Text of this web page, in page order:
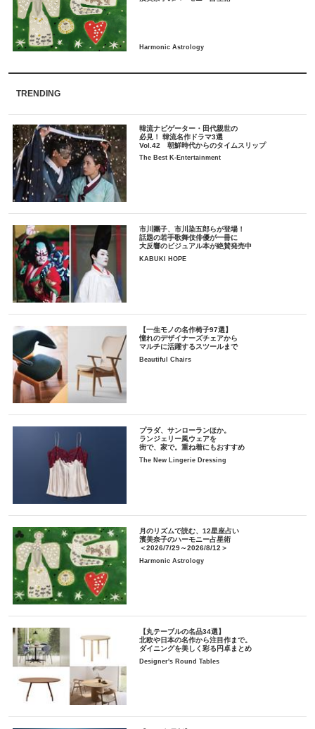
TRENDING
韓流ナビゲーター・田代親世の
必見！ 韓流名作ドラマ3選
Vol.42 朝鮮時代からのタイムスリップ
The Best K-Entertainment
市川團子、市川染五郎らが登場！
話題の若手歌舞伎俳優が一冊に
大反響のビジュアル本が絶賛発売中
KABUKI HOPE
【一生モノの名作椅子97選】
憧れのデザイナーズチェアから
マルチに活躍するスツールまで
Beautiful Chairs
プラダ、サンローランほか。
ランジェリー風ウェアを
街で、家で。重ね着にもおすすめ
The New Lingerie Dressing
月のリズムで読む、12星座占い
濱美奈子のハーモニー占星術
＜2026/7/29～2026/8/12＞
Harmonic Astrology
【丸テーブルの名品34選】
北欧や日本の名作から注目作まで。
ダイニングを美しく彩る円卓まとめ
Designer's Round Tables